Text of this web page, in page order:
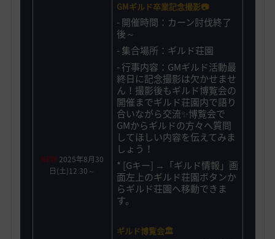
NEW2025年8月30
日(土)12ː30～
GMギルド卒業記念撮影📷
-開催時間：カーン討伐終了
後～
- 集合場所：ギルド荘園
- 行事内容：GMギルド活動最
終日に記念撮影は欠かせませ
ん！撮影後もギルド博覧会の
開催までギルド荘園内で語り
合いながら交流✨博覧会で
GMからギルドの方々へ質問
してほしい内容を伝えてみま
しょう！
* [Gキー] →「ギルド情報」画
面左上のギルド荘園ボタンか
らギルド荘園へ移動できま
す。
ギルド博覧会🏛️